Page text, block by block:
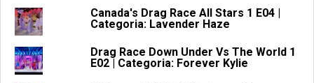
Canada's Drag Race All Stars 1 E04 |
Categoria: Lavender Haze
Drag Race Down Under Vs The World 1
E02 | Categoria: Forever Kylie